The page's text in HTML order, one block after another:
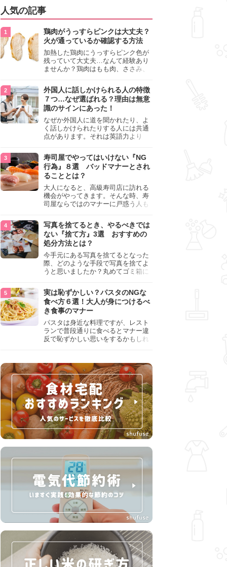
人気の記事
鶏肉がうっすらピンクは大丈夫？
火が通っているか確認する方法
加熱した鶏肉にうっすらピンク色が
残っていて大丈夫…なんて経験あり
ませんか？鶏肉はもも肉、ささみ、
わいが異なり、いろいろと楽しめる
料理ですが、鶏肉は加熱した後でも
うっすらピンク色の部分が大丈夫な
のと気になるときがあります。この
記事では生焼けか火が通っているの
かを確認する方法や、鶏肉を調理す
るときの注意点を紹介しますので、
参考にしてみてくださいね。
外国人に話しかけられる人の特徴
７つ…なぜ選ばれる？理由は無意
識のサインにあった！
なぜか外国人に道を聞かれたり、よ
く話しかけられたりする人には共通
点があります。それは英語力より
けても大丈夫」というサインが関係
しています。よく選ばれる人の特徴
や、英語が苦手でも焦らない対処
法、自分を守るための注意点を詳し
く解説します。
寿司屋でやってはいけない『NG
行為』８選 バッドマナーとされ
ることとは？
大人になると、高級寿司店に訪れる
機会がやってきます。そんな時、寿
司屋ならではのマナーに戸惑う人も
らためて寿司屋でやってはいけない
『NG行為』をチェックしましょう。
写真を捨てるとき、やるべきでは
ない『捨て方』3選 おすすめの
処分方法とは？
今手元にある写真を捨てるとなった
際、どのような手段で写真を捨てよ
うと思いましたか？丸めてゴミ箱に
真は個人情報が詰まっているので、
ただ丸めただけの状態で捨ててしま
うのは危険です。写真にすべきでは
ない捨て方をまとめているので、ぜ
ひチェックしておきましょう。
実は恥ずかしい？パスタのNGな
食べ方６選！大人が身につけるべ
き食事のマナー
パスタは身近な料理ですが、レスト
ランで普段通りに食べるとマナー違
反で恥ずかしい思いをするかもしれ
して、正しい食べ方を確認しましょ
う。大人の嗜みとして知っておきた
い新常識を解説します。